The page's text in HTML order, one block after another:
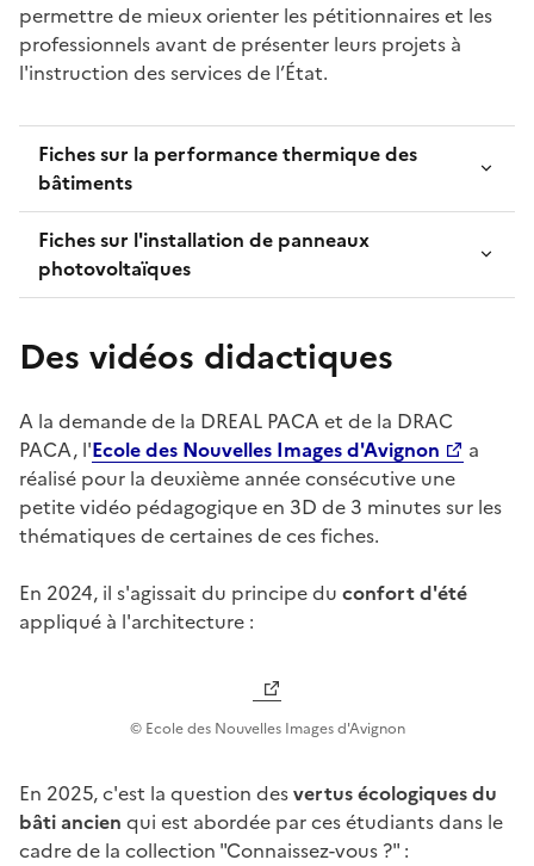
permettre de mieux orienter les pétitionnaires et les
professionnels avant de présenter leurs projets à
l'instruction des services de l’État.
Fiches sur la performance thermique des
bâtiments
Fiches sur l'installation de panneaux
photovoltaïques
Des vidéos didactiques
A la demande de la DREAL PACA et de la DRAC
PACA, l'Ecole des Nouvelles Images d'Avignon
a
réalisé pour la deuxième année consécutive une
petite vidéo pédagogique en 3D de 3 minutes sur les
thématiques de certaines de ces fiches.
En 2024, il s'agissait du principe du confort d'été
appliqué à l'architecture :
© Ecole des Nouvelles Images d'Avignon
En 2025, c'est la question desvertus écologiques du
bâti ancien qui est abordée par ces étudiants dans le
cadre de la collection "Connaissez-vous ?" :